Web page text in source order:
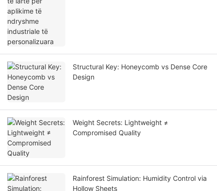
Structural Key: Honeycomb vs Dense Core
Design
Weight Secrets: Lightweight ≠
Compromised Quality
Rainforest Simulation: Humidity Control via
Hollow Sheets